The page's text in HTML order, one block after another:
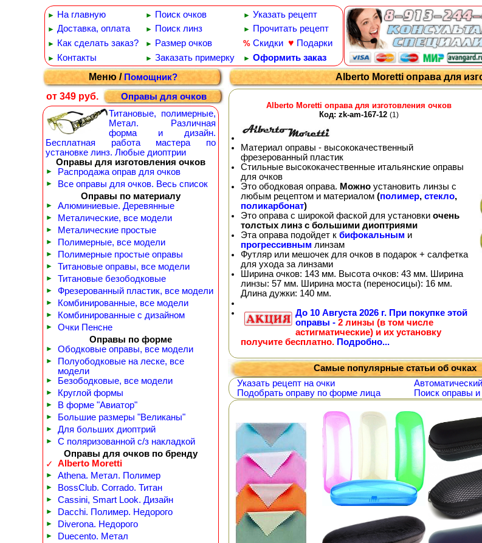
► На главную ► Поиск очков ► Указать рецепт
► Доставка, оплата ► Поиск линз ► Прочитать рецепт
► Как сделать заказ? ► Размер очков % Скидки ♥ Подарки
► Контакты ► Заказать примерку ► Оформить заказ
Меню /Помощник?
от 349 руб.
Оправы для очков
Титановые, полимерные,
Метал. Различная
форма и дизайн.
Бесплатная работа мастера по
установке линз. Любые диоптрии
Оправы для изготовления очков
► Распродажа оправ для очков
►
Все оправы для очков. Весь список
Оправы по материалу
► Алюминиевые. Деревянные
► Металические, все модели
► Металические простые
► Полимерные, все модели
► Полимерные простые оправы
► Титановые оправы, все модели
► Титановые безободковые
► Фрезерованный пластик, все модели
► Комбинированные, все модели
► Комбинированные с дизайном
►
Очки Пенсне
Оправы по форме
► Ободковые оправы, все модели
►
Полуободковые на леске, все
модели
► Безободковые, все модели
► Круглой формы
► В форме "Авиатор"
► Большие размеры "Великаны"
► Для больших диоптрий
►
С поляризованной с/з накладкой
Оправы для очков по бренду
✓
Alberto Moretti
► Athena. Метал. Полимер
► BossClub. Corrado. Титан
► Cassini, Smart Look. Дизайн
► Dacchi. Полимер. Недорого
► Diverona. Недорого
► Duecento. Метал
Alberto Moretti оправа для
Alberto Moretti оправа для изготовления очков
Код: zk-am-167-12 (1)
Материал оправы - высококачественный
фрезерованный пластик
Стильные высококачественные итальянские оправы
для очков
Это ободковая оправа. Можно установить линзы с
любым рецептом и материалом (полимер, стекло,
поликарбонат)
Это оправа с широкой фаской для установки очень
толстых линз с большими диоптриями
Эта оправа подойдет к бифокальным и
прогрессивным линзам
Футляр или мешочек для очков в подарок + салфетка
для ухода за линзами
Ширина очков: 143 мм. Высота очков: 43 мм. Ширина
линзы: 57 мм. Ширина моста (переносицы): 16 мм.
Длина дужки: 140 мм.
До 10 Августа 2026 г. При покупке этой
оправы - 2 линзы (в том числе
астигматические) и их установку
получите бесплатно. Подробно...
Самые популярные статьи об очках
Указать рецепт на очки
Подобрать оправу по форме лица
Поиск оправы